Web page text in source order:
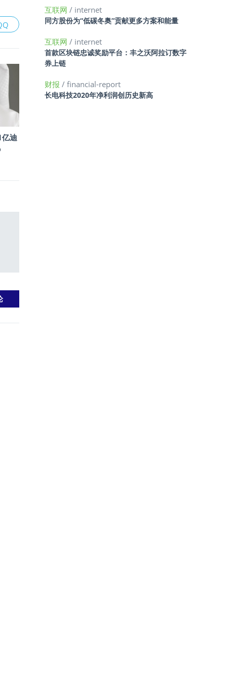
迪
互联网 / internet
同方股份为“低碳冬奥”贡献更多方案和能量
互联网 / internet
首款区块链忠诚奖励平台：丰之沃阿拉订数字
券上链
财报 / financial-report
长电科技2020年净利润创历史新高